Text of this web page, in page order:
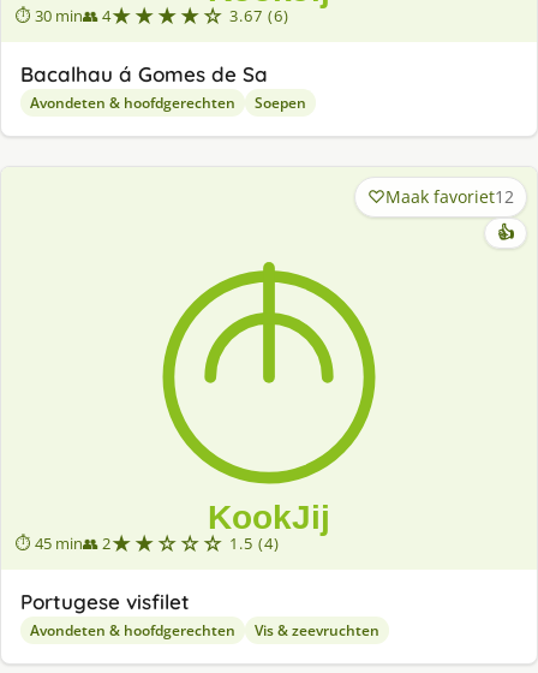
⏱ 30 min👥 4★★★★☆ 3.67 (6)
Bacalhau á Gomes de Sa
Avondeten & hoofdgerechten Soepen
⏱ 45 min👥 2★★☆☆☆ 1.5 (4)
Maak favoriet12
👍
Portugese visfilet
Avondeten & hoofdgerechten Vis & zeevruchten